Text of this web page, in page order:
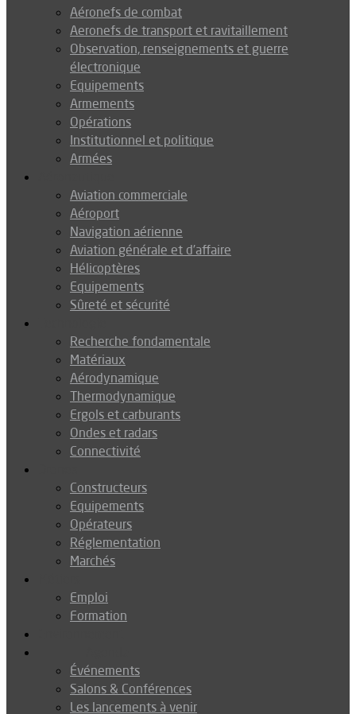
Aéronefs de combat
Aeronefs de transport et ravitaillement
Observation, renseignements et guerre
électronique
Equipements
Armements
Opérations
Institutionnel et politique
Armées
Aviation commerciale
Aéroport
Navigation aérienne
Aviation générale et d’affaire
Hélicoptères
Equipements
Sûreté et sécurité
Recherche fondamentale
Matériaux
Aérodynamique
Thermodynamique
Ergols et carburants
Ondes et radars
Connectivité
Constructeurs
Equipements
Opérateurs
Réglementation
Marchés
Emploi
Formation
Événements
Salons & Conférences
Les lancements à venir